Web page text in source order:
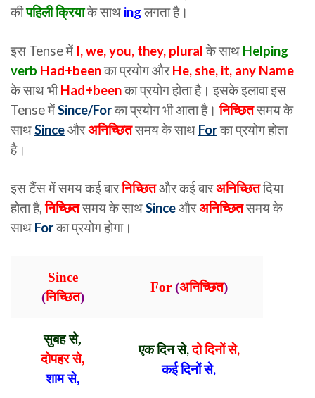
कीपहिली क्रियाके साथ ing लगता है।
इस Tense में I, we, you, they, plural के साथ Helping
verb Had+beenका प्रयोग औरHe, she, it, any Name
के साथ भीHad+beenका प्रयोग होता है। इसके इलावा इस
Tense मेंSince/Forका प्रयोग भी आता है।निच्छितसमय के
साथSinceऔरअनिच्छितसमय के साथ Forका प्रयोग होता
है।
इस टैंस में समय कई बारनिच्छितऔर कई बारअनिच्छितदिया
होता है,निच्छितसमय के साथSinceऔरअनिच्छितसमय के
साथ Forका प्रयोग होगा।
Since
(निच्छित)
For(अनिच्छित)
सुबह से,
दोपहर से,
शाम से,
एक दिन से,दो दिनों से,
कई दिनों से,